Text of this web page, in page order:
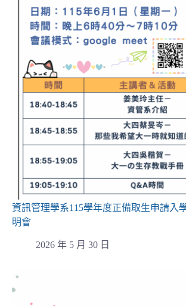
資訊管理學系115學年度正備取生申請入
明會
2026 年 5 月 30 日